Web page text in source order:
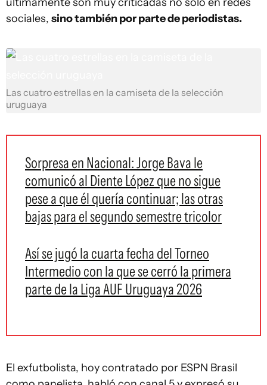
sociales, sino también por parte de periodistas.
Las cuatro estrellas en la camiseta de la selección
uruguaya
Sorpresa en Nacional: Jorge Bava le
comunicó al Diente López que no sigue
pese a que él quería continuar; las otras
bajas para el segundo semestre tricolor
Así se jugó la cuarta fecha del Torneo
Intermedio con la que se cerró la primera
parte de la Liga AUF Uruguaya 2026
El exfutbolista, hoy contratado por ESPN Brasil